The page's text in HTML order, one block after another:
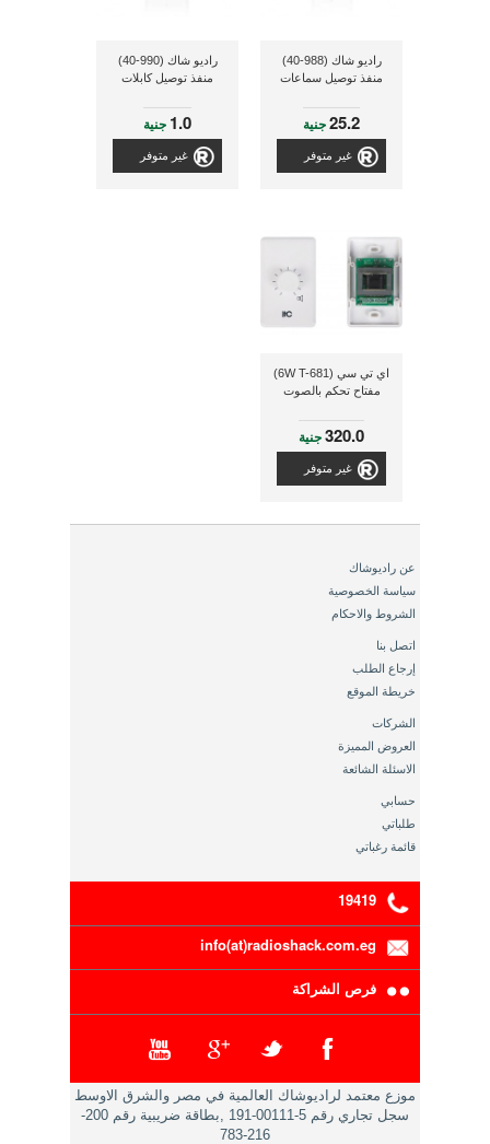
راديو شاك (988-40)
منفذ توصيل سماعات
25.2جنية
غير متوفر
راديو شاك (990-40)
منفذ توصيل كابلات
1.0 جنية
غير متوفر
اي تي سي (6W T-681)
مفتاح تحكم بالصوت
320.0جنية
غير متوفر
عن راديوشاك
سياسة الخصوصية
الشروط والاحكام
اتصل بنا
إرجاع الطلب
خريطة الموقع
الشركات
العروض المميزة
الاسئلة الشائعة
حسابي
طلباتي
قائمة رغباتي
19419
info(at)radioshack.com.eg
فرص الشراكة
موزع معتمد لراديوشاك العالمية في مصر والشرق الاوسط
سجل تجاري رقم 5-00111-191 ,بطاقة ضريبية رقم 200-
216-783